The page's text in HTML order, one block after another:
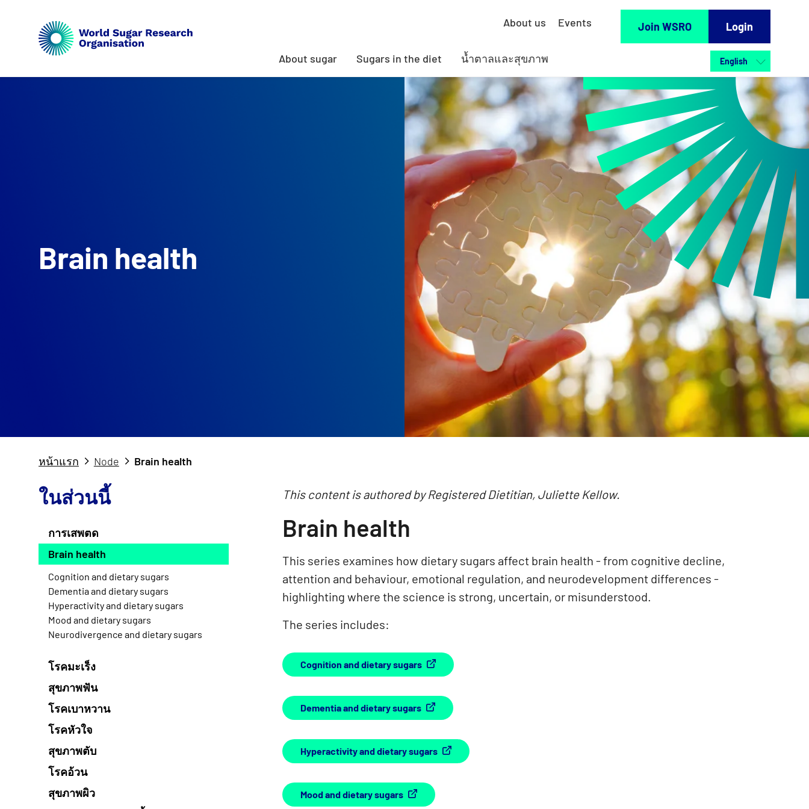
About sugar Sugars in the diet น้ำตาลและสุขภาพ
About us Events Join WSRO Login
Brain health
หน้าแรก Node Brain health
ในส่วนนี้
การเสพตด
Brain health
Cognition and dietary sugars
Dementia and dietary sugars
Hyperactivity and dietary sugars
Mood and dietary sugars
Neurodivergence and dietary sugars
โรคมะเร็ง
สุขภาพฟัน
โรคเบาหวาน
โรคหัวใจ
สุขภาพตับ
โรคอ้วน
สุขภาพผิว
This content is authored by Registered Dietitian, Juliette Kellow.
Brain health
This series examines how dietary sugars affect brain health - from cognitive decline,
attention and behaviour, emotional regulation, and neurodevelopment differences -
highlighting where the science is strong, uncertain, or misunderstood.
The series includes:
Cognition and dietary sugars
Dementia and dietary sugars
Hyperactivity and dietary sugars
Mood and dietary sugars